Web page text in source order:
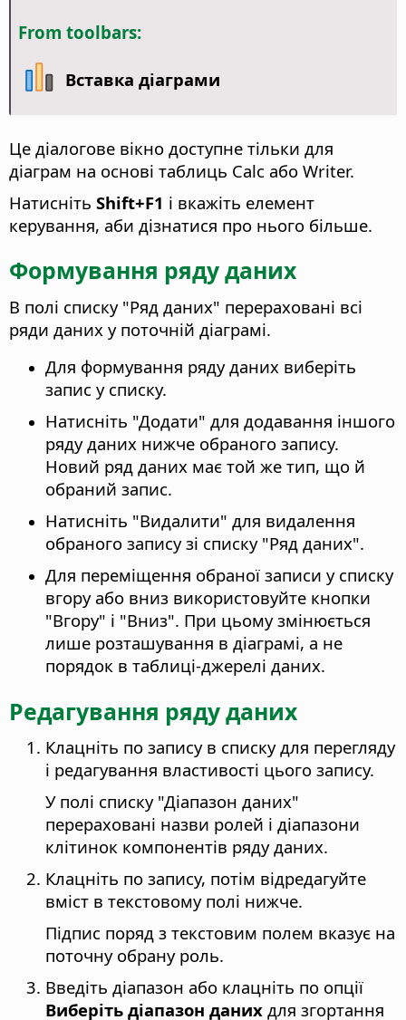
From toolbars:
Вставка діаграми
Це діалогове вікно доступне тільки для
діаграм на основі таблиць Calc або Writer.
Натисніть Shift+F1 і вкажіть елемент
керування, аби дізнатися про нього більше.
Формування ряду даних
В полі списку "Ряд даних" перераховані всі
ряди даних у поточній діаграмі.
Для формування ряду даних виберіть
запис у списку.
Натисніть "Додати" для додавання іншого
ряду даних нижче обраного запису.
Новий ряд даних має той же тип, що й
обраний запис.
Натисніть "Видалити" для видалення
обраного запису зі списку "Ряд даних".
Для переміщення обраної записи у списку
вгору або вниз використовуйте кнопки
"Вгору" і "Вниз". При цьому змінюється
лише розташування в діаграмі, а не
порядок в таблиці-джерелі даних.
Редагування ряду даних
Клацніть по запису в списку для перегляду
і редагування властивості цього запису.
У полі списку "Діапазон даних"
перераховані назви ролей і діапазони
клітинок компонентів ряду даних.
Клацніть по запису, потім відредагуйте
вміст в текстовому полі нижче.
Підпис поряд з текстовим полем вказує на
поточну обрану роль.
Введіть діапазон або клацніть по опції
Виберіть діапазон даних для згортання